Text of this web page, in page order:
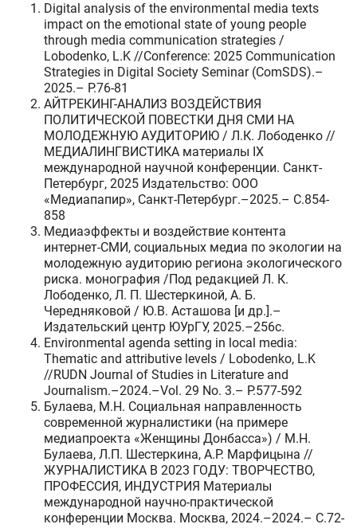
Digital analysis of the environmental media texts
impact on the emotional state of young people
through media communication strategies /
Lobodenko, L.K //Conference: 2025 Communication
Strategies in Digital Society Seminar (ComSDS).–
2025.– P.76-81
АЙТРЕКИНГ-АНАЛИЗ ВОЗДЕЙСТВИЯ
ПОЛИТИЧЕСКОЙ ПОВЕСТКИ ДНЯ СМИ НА
МОЛОДЕЖНУЮ АУДИТОРИЮ / Л.К. Лободенко //
МЕДИАЛИНГВИСТИКА материалы IX
международной научной конференции. Санкт-
Петербург, 2025 Издательство: ООО
«Медиапапир», Санкт-Петербург.–2025.– C.854-
858
Медиаэффекты и воздействие контента
интернет-СМИ, социальных медиа по экологии на
молодежную аудиторию региона экологического
риска. монография /Под редакцией Л. К.
Лободенко, Л. П. Шестеркиной, А. Б.
Чередняковой / Ю.В. Асташова [и др.].–
Издательский центр ЮУрГУ, 2025.–256c.
Environmental agenda setting in local media:
Thematic and attributive levels / Lobodenko, L.K
//RUDN Journal of Studies in Literature and
Journalism.–2024.–Vol. 29 No. 3.– P.577-592
Булаева, М.Н. Социальная направленность
современной журналистики (на примере
медиапроекта «Женщины Донбасса») / М.Н.
Булаева, Л.П. Шестеркина, А.Р. Марфицына //
ЖУРНАЛИСТИКА В 2023 ГОДУ: ТВОРЧЕСТВО,
ПРОФЕССИЯ, ИНДУСТРИЯ Материалы
международной научно-практической
конференции Москва. Москва, 2024.–2024.– C.72-